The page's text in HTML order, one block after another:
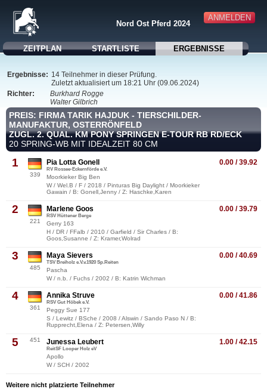
ANMELDEN
Nord Ost Pferd 2024
ZEITPLAN STARTLISTE ERGEBNISSE
Ergebnisse: 14 Teilnehmer in dieser Prüfung.
Zuletzt aktualisiert um 18:21 Uhr (09.06.2024)
Richter:
Burkhard Rogge
Walter Gilbrich
PREIS: FIRMA TARIK HAJDUK - TIERSCHILDER-
MANUFAKTUR, OSTERRÖNFELD
ZUGL. 2. QUAL. KM PONY SPRINGEN E-TOUR RB RD/ECK
20 SPRING-WB MIT IDEALZEIT 80 CM
1
339
0.00 / 39.92
Pia Lotta Gonell
RV Rossee-Eckernförde e.V.
Moorkieker Big Ben
W / Wel.B / F / 2018 / Pinturas Big Daylight / Moorkieker
Gawain / B: Gonell,Jenny / Z: Haschke,Karen
2
221
0.00 / 39.79
Marlene Goos
RSV Hüttener Berge
Gerry 163
H / DR / FFalb / 2010 / Garfield / Sir Charles / B:
Goos,Susanne / Z: Kramer,Wolrad
3
485
0.00 / 40.69
Maya Sievers
TSV Breiholz e.V.v.1920 Sp.Reiten
Pascha
W / n.b. / Fuchs / 2002 / B: Katrin Wichman
4
361
0.00 / 41.86
Annika Struve
RSV Gut Höbek e.V.
Peggy Sue 177
S / Lewitz / BSche / 2008 / Alswin / Sando Paso N / B:
Rupprecht,Elena / Z: Petersen,Willy
5 451 1.00 / 42.15
Junessa Leubert
ReitSF Looper Holz eV
Apollo
W / SCH / 2002
Weitere nicht platzierte Teilnehmer